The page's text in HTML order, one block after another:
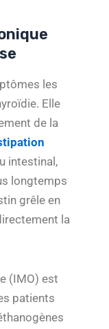
les
Elle
de la
intestinal,
longtemps
grêle en
la
(IMO) est
patients